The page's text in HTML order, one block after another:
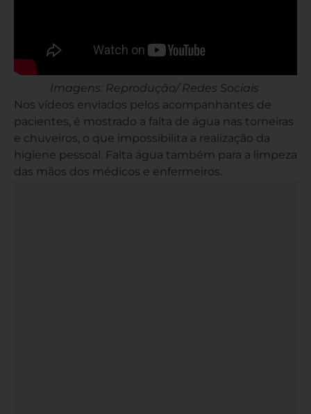
Imagens: Reprodução/ Redes Sociais
Nos vídeos enviados pelos acompanhantes de
pacientes, é mostrado a falta de água nas torneiras
e chuveiros, o que impossibilita a realização da
higiene pessoal. Falta água também para a limpeza
das mãos dos médicos e enfermeiros.